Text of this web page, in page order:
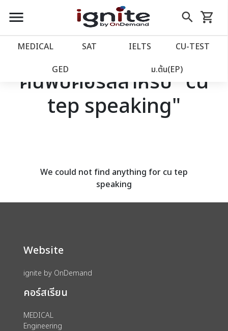
close
account_balance หน้าแรก
เว็บไซต์อิกไนท์
โปรโมชั่น
menu search
Skip
to
shopping_cart
รถเข็น
MEDICAL SAT IELTS CU‑TEST
GED ม.ต้น(EP)
ค้นพบคอร์สสำหรับ "cu
tep speaking"
We could not find anything for cu tep
speaking
Website
ignite by OnDemand
คอร์สเรียน
MEDICAL
Engineering